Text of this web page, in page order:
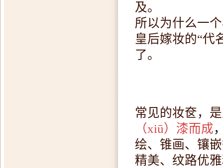
及。
所以为什么一
皇后嫁妆的“代
了。
常见的妆奁，是
（xiū）漆而成
绘、锥画、镶
精美、纹路优